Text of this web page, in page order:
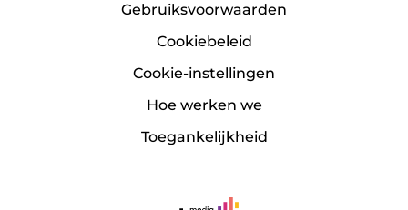
Gebruiksvoorwaarden
Cookiebeleid
Cookie-instellingen
Hoe werken we
Toegankelijkheid